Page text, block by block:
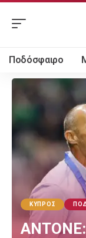
Ποδόσφαιρο
ΚΎΠΡΟΣ
ΑΝΤΟΝΕ: